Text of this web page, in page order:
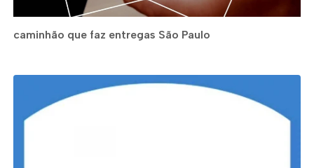
caminhão que faz entregas São Paulo